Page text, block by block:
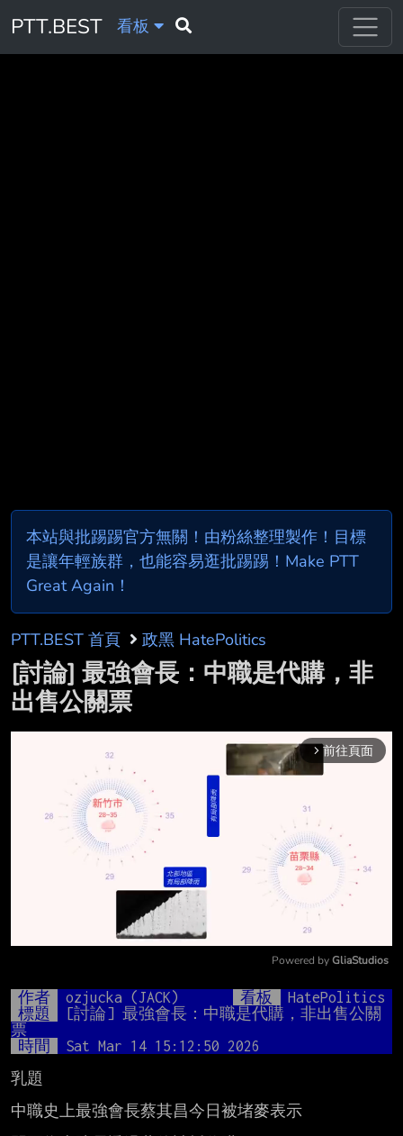
PTT.BEST 看板
本站與批踢踢官方無關！由粉絲整理製作！目標
是讓年輕族群，也能容易逛批踢踢！Make PTT
Great Again！
PTT.BEST 首頁 政黑 HatePolitics
[討論] 最強會長：中職是代購，非
出售公關票
arrow_forward_ios 前往頁面
Mute
Powered by GliaStudios
作者 ozjucka (JACK) 看板
HatePolitics
標題
[討論] 最強會長：中職是代購，非出售公關
票
時間
Sat Mar 14 15:12:50 2026
乳題
中職史上最強會長蔡其昌今日被堵麥表示